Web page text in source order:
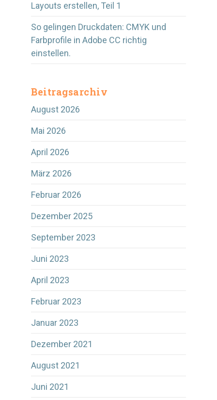
Layouts erstellen, Teil 1
So gelingen Druckdaten: CMYK und
Farbprofile in Adobe CC richtig
einstellen.
Beitragsarchiv
August 2026
Mai 2026
April 2026
März 2026
Februar 2026
Dezember 2025
September 2023
Juni 2023
April 2023
Februar 2023
Januar 2023
Dezember 2021
August 2021
Juni 2021